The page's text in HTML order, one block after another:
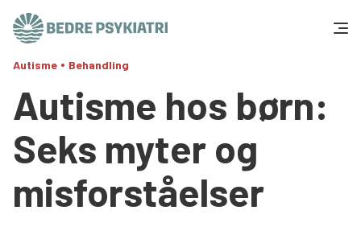
Skip to content
Tal og fakta
Om os
Se alt indhold
Autisme • Behandling
Autisme hos børn:
Seks myter og
misforståelser